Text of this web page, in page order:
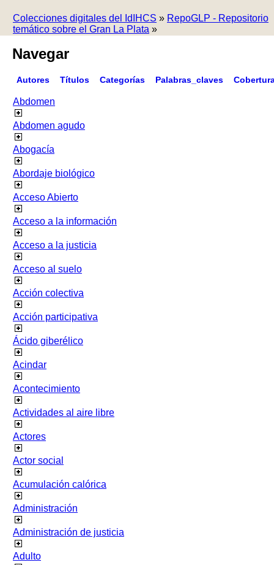
Colecciones digitales del IdIHCS » RepoGLP - Repositorio
temático sobre el Gran La Plata »
Navegar
Autores Títulos Categorías Palabras_claves
Abdomen
Abdomen agudo
Abogacía
Abordaje biológico
Acceso Abierto
Acceso a la información
Acceso a la justicia
Acceso al suelo
Acción colectiva
Acción participativa
Ácido giberélico
Acindar
Acontecimiento
Actividades al aire libre
Actores
Actor social
Acumulación calórica
Administración
Administración de justicia
Adulto